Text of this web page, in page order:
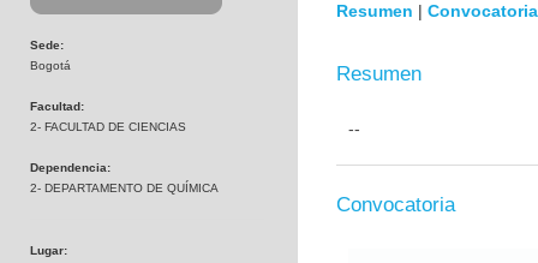
Sede:
Bogotá
Facultad:
2- FACULTAD DE CIENCIAS
Dependencia:
2- DEPARTAMENTO DE QUÍMICA
Lugar:
Resumen | Convocatoria
Resumen
--
Convocatoria